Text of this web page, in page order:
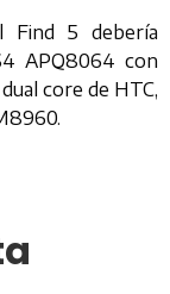
Find 5 debería
APQ8064 con
core de HTC,